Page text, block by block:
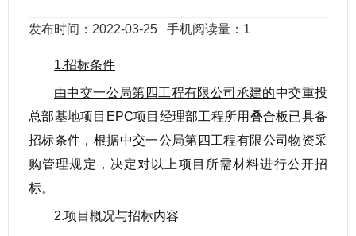
发布时间：2022-03-25 手机阅读量：1
1.招标条件
由中交一公局第四工程有限公司承建的中交重投
总部基地项目EPC项目经理部工程所用叠合板已具备
招标条件，根据中交一公局第四工程有限公司物资采
购管理规定，决定对以上项目所需材料进行公开招
标。
2.项目概况与招标内容